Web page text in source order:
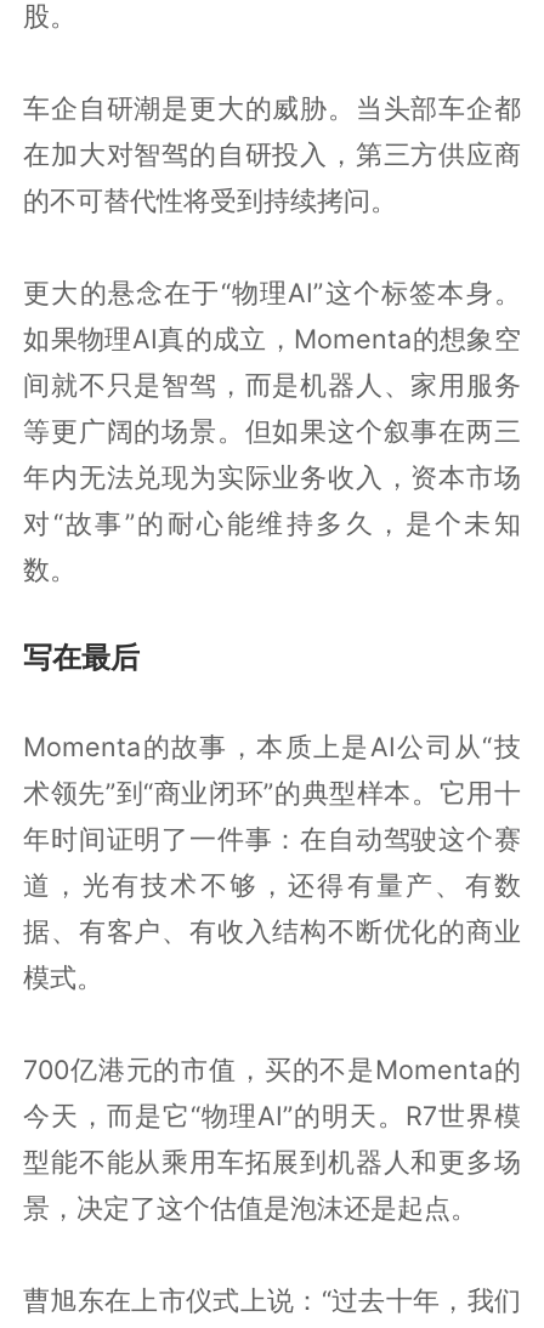
股。
车企自研潮是更大的威胁。当头部车企都
在加大对智驾的自研投入，第三方供应商
的不可替代性将受到持续拷问。
更大的悬念在于“物理AI”这个标签本身。
如果物理AI真的成立，Momenta的想象空
间就不只是智驾，而是机器人、家用服务
等更广阔的场景。但如果这个叙事在两三
年内无法兑现为实际业务收入，资本市场
对“故事”的耐心能维持多久，是个未知
数。
写在最后
Momenta的故事，本质上是AI公司从“技
术领先”到“商业闭环”的典型样本。它用十
年时间证明了一件事：在自动驾驶这个赛
道，光有技术不够，还得有量产、有数
据、有客户、有收入结构不断优化的商业
模式。
700亿港元的市值，买的不是Momenta的
今天，而是它“物理AI”的明天。R7世界模
型能不能从乘用车拓展到机器人和更多场
景，决定了这个估值是泡沫还是起点。
曹旭东在上市仪式上说：“过去十年，我们